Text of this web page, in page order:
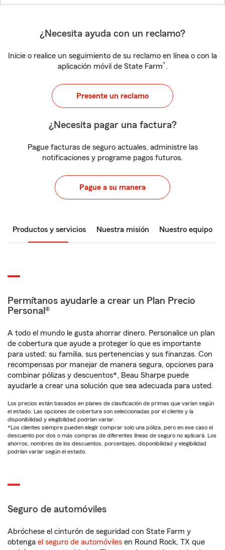
¿Necesita ayuda con un reclamo?
Inicie o realice un seguimiento de su reclamo en línea o con la
aplicación móvil de State Farm®.
Presente un reclamo
¿Necesita pagar una factura?
Pague facturas de seguro actuales, administre las
notificaciones y programe pagos futuros.
Pague a su manera
Productos y servicios Nuestra misión Nuestro equipo
Permítanos ayudarle a crear un Plan Precio
Personal®
A todo el mundo le gusta ahorrar dinero. Personalice un plan
de cobertura que ayude a proteger lo que es importante
para usted: su familia, sus pertenencias y sus finanzas. Con
recompensas por manejar de manera segura, opciones para
combinar pólizas y descuentos*, Beau Sharpe puede
ayudarle a crear una solución que sea adecuada para usted.
Los precios están basados en planes de clasificación de primas que varían según
el estado. Las opciones de cobertura son seleccionadas por el cliente y la
disponibilidad y elegibilidad podrían variar.
*Los clientes siempre pueden elegir comprar solo una póliza, pero en ese caso el
descuento por dos o más compras de diferentes líneas de seguro no aplicará. Los
ahorros, nombres de los descuentos, porcentajes, disponibilidad y elegibilidad
podrían variar según el estado.
Seguro de automóviles
Abróchese el cinturón de seguridad con State Farm y
obtenga el seguro de automóviles en Round Rock, TX que